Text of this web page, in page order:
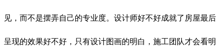
见，而不是摆弄自己的专业度。设计师好不好成就了房屋最后
呈现的效果好不好，只有设计图画的明白，施工团队才会看明